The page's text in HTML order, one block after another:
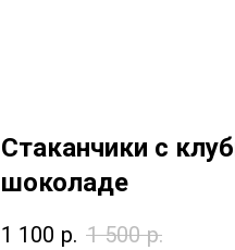
Стаканчики с
шоколаде
1 100 р. 1 500 р.